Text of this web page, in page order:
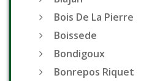
Bois De La Pierre
Boissede
Bondigoux
Bonrepos Riquet